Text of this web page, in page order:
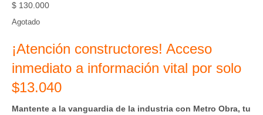
$ 130.000
Agotado
¡Atención constructores! Acceso
inmediato a información vital por solo
$13.040
Mantente a la vanguardia de la industria con Metro Obra, tu